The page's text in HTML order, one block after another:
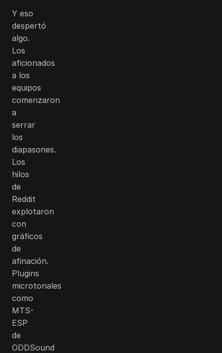
Y eso
despertó
algo.
Los
aficionados
a los
equipos
comenzaron
a
serrar
los
diapasones.
Los
hilos
de
Reddit
explotaron
con
gráficos
de
afinación.
Plugins
microtonales
como
MTS-
ESP
de
ODDSound